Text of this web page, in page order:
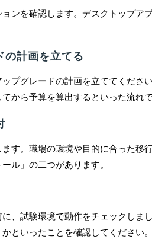
ンを確認します。デスクトップア
の計画を立てる
プグレードの計画を立ててくださ
から予算を算出するといった流れ
す。職場の環境や目的に合った移
ル」の二つがあります。
、試験環境で動作をチェックしま
といったことを確認してください。